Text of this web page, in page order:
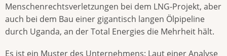
Menschenrechtsverletzungen bei dem LNG-Projekt, aber
auch bei dem Bau einer gigantisch langen Ölpipeline
durch Uganda, an der Total Energies die Mehrheit hält.
Es ist ein Muster des Unternehmens: Laut einer Analyse